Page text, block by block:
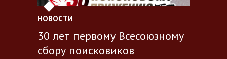
НОВОСТИ
30 лет первому Всесоюзному
сбору поисковиков